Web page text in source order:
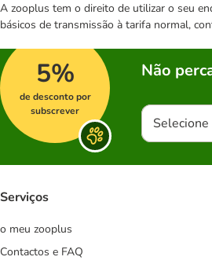
A zooplus tem o direito de utilizar o seu
básicos de transmissão à tarifa normal,
5%
de desconto por
subscrever
Não
Serviços
o meu zooplus
Contactos e FAQ